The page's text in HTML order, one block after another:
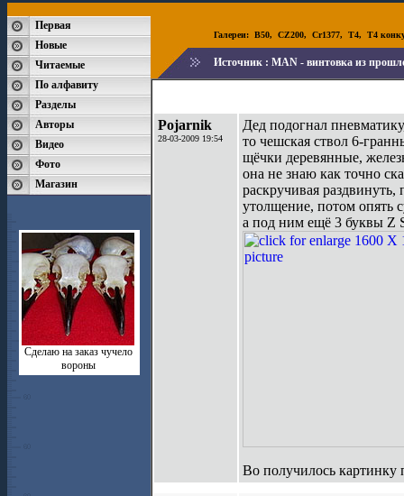
Первая
Новые
Читаемые
По алфавиту
Разделы
Авторы
Видео
Фото
Магазин
Сделаю на заказ чучело
вороны
Галереи: B50, CZ200, Cr1377, T4, T4
Источник : MAN - винтовка из
Pojarnik
28-03-2009 19:54
Дед подогнал
то чешская ствол 6-
щёчки деревянные,
она не знаю как точно
раскручивая раздвинуть,
утолщение, потом опять
а под ним ещё 3 буквы Z
Во получилось картинку